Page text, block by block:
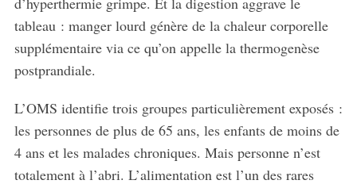
tableau : manger lourd génère de la chaleur corporelle
supplémentaire via ce qu’on appelle la thermogenèse
postprandiale.
L’OMS identifie trois groupes particulièrement exposés :
les personnes de plus de 65 ans, les enfants de moins de
4 ans et les malades chroniques. Mais personne n’est
totalement à l’abri. L’alimentation est l’un des rares